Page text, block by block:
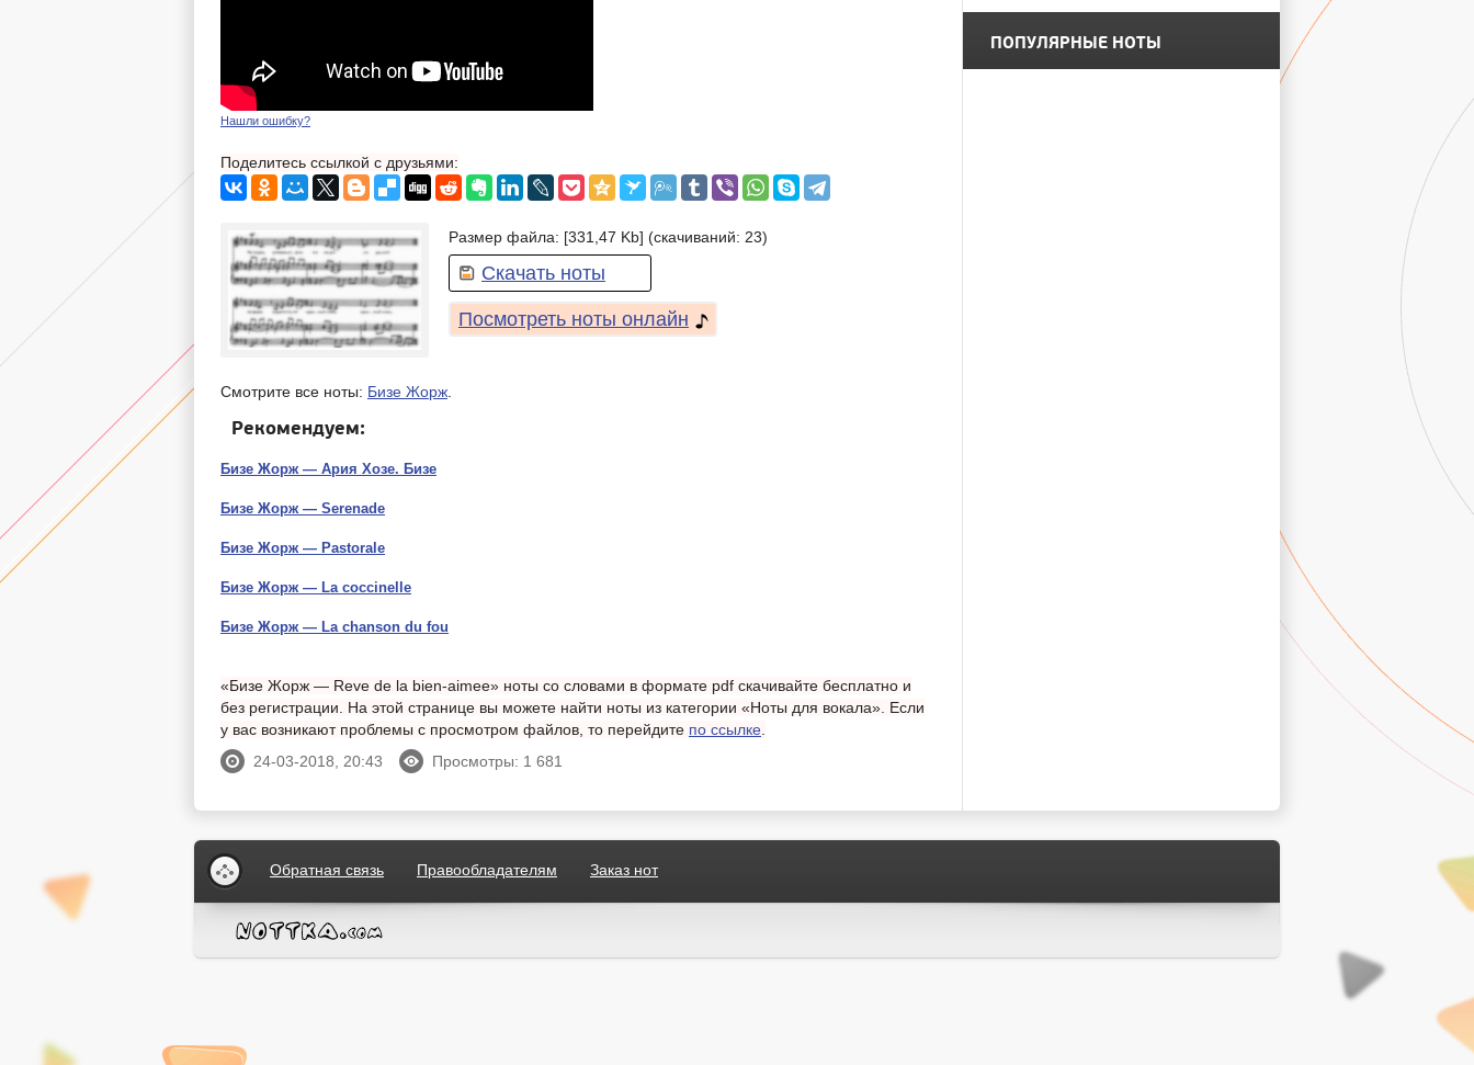
Нашли ошибку?
Поделитесь ссылкой с друзьями:
Размер файла: [331,47 Kb] (cкачиваний: 23)
Скачать ноты
Посмотреть ноты онлайн
Смотрите все ноты: Бизе Жорж
Рекомендуем:
Бизе Жорж — Ария Хозе. Бизе
Бизе Жорж — Serenade
Бизе Жорж — Pastorale
Бизе Жорж — La coccinelle
Бизе Жорж — La chanson du fou
«Бизе Жорж — Reve de la bien-aimee» ноты со словами в формате pdf скачивайте бесплатно и
без регистрации. На этой странице вы можете найти ноты из категории «Ноты для вокала». Если
у вас возникают проблемы с просмотром файлов, то перейдите по ссылке.
24-03-2018, 20:43
Просмотры: 1 681
ПОПУЛЯРНЫЕ НОТЫ
Обратная связь Правообладателям Заказ нот